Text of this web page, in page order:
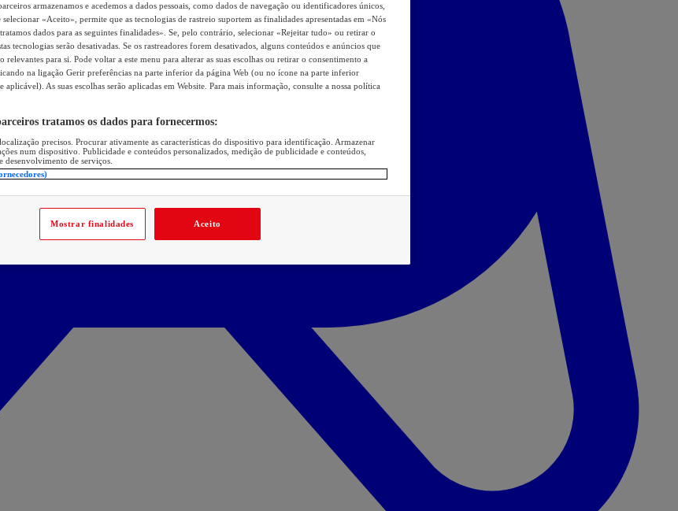
armazenamos e acedemos a dados pessoais, como dados de navegação ou identificadores únicos,
«Aceito», permite que as tecnologias de rastreio suportem as finalidades apresentadas em «Nós
dados para as seguintes finalidades». Se, pelo contrário, selecionar «Rejeitar tudo» ou retirar o
tecnologias serão desativadas. Se os rastreadores forem desativados, alguns conteúdos e anúncios que
relevantes para si. Pode voltar a este menu para alterar as suas escolhas ou retirar o consentimento a
na ligação Gerir preferências na parte inferior da página Web (ou no ícone na parte inferior
aplicável). As suas escolhas serão aplicadas em Website. Para mais informação, consulte a nossa política
tratamos os dados para fornecermos:
precisos. Procurar ativamente as características do dispositivo para identificação. Armazenar
num dispositivo. Publicidade e conteúdos personalizados, medição de publicidade e conteúdos,
desenvolvimento de serviços.
Mostrar finalidades Aceito